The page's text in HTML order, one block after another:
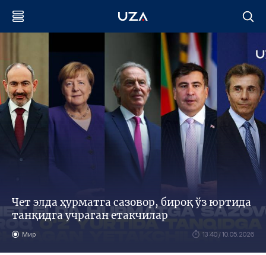
Чет элда ҳурматга сазовор, бироқ ўз юртида
танқидга учраган етакчилар
Мир 13:40 / 10.05.2026